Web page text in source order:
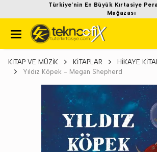
Türkiye'nin En Büyük Kırtasiye
Mağazası
KİTAP VE MÜZİK KİTAPLAR
HİKAYE
Yıldız Köpek - Megan Shepherd